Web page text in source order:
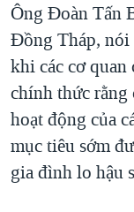
Ông Đoàn Tấn
Đồng Tháp, nói
khi các cơ
chính thức rằng
hoạt động của
mục tiêu sớm
gia đình lo hậu